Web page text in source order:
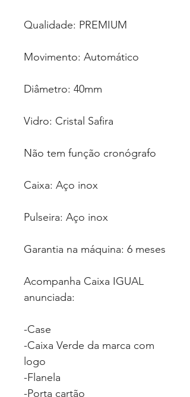
Qualidade: PREMIUM
Movimento: Automático
Diâmetro: 40mm
Vidro: Cristal Safira
Não tem função cronógrafo
Caixa: Aço inox
Pulseira: Aço inox
Garantia na máquina: 6 meses
Acompanha Caixa IGUAL
anunciada:
-Case
-Caixa Verde da marca com
logo
-Flanela
-Porta cartão